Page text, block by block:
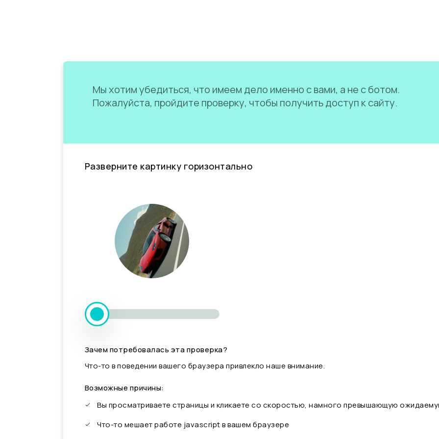
Мы хотим убедиться, что имеем дело именно с вами, а не с ботом.
Пожалуйста, пройдите проверку, чтобы получить доступ к сайту.
Разверните картинку горизонтально
Зачем потребовалась эта проверка?
Что-то в поведении вашего браузера привлекло наше внимание.
Возможные причины:
Вы просматриваете страницы и кликаете со скоростью, намного превышающую
Что-то мешает работе javascript в вашем браузере